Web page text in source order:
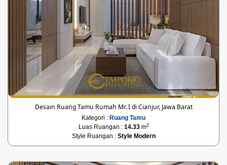
Desain Ruang Tamu Rumah Mr. I di Cianjur, Jawa Barat
Kategori : Ruang Tamu
Luas Ruangan : 14.33m2
Style Ruangan : Style Modern